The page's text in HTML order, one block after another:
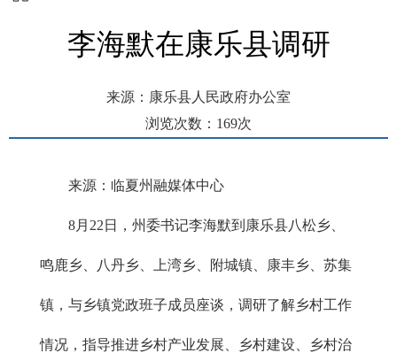
李海默在康乐县调研
来源：康乐县人民政府办公室
浏览次数： 169次
来源：临夏州融媒体中心
8月22日，州委书记李海默到康乐县八松乡、
鸣鹿乡、八丹乡、上湾乡、附城镇、康丰乡、苏集
镇，与乡镇党政班子成员座谈，调研了解乡村工作
情况，指导推进乡村产业发展、乡村建设、乡村治